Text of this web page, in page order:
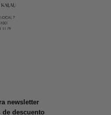
newsletter
de descuento